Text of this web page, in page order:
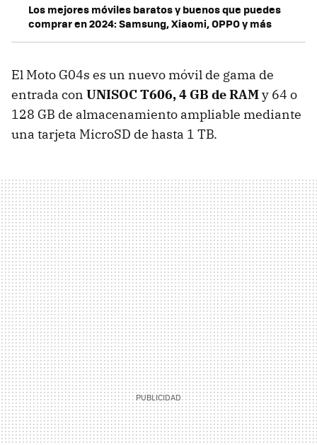
Los mejores móviles baratos y buenos que puedes
comprar en 2024: Samsung, Xiaomi, OPPO y más
El Moto G04s es un nuevo móvil de gama de
entrada con UNISOC T606, 4 GB de RAMy 64 o
128 GB de almacenamiento ampliable mediante
una tarjeta MicroSD de hasta 1 TB.